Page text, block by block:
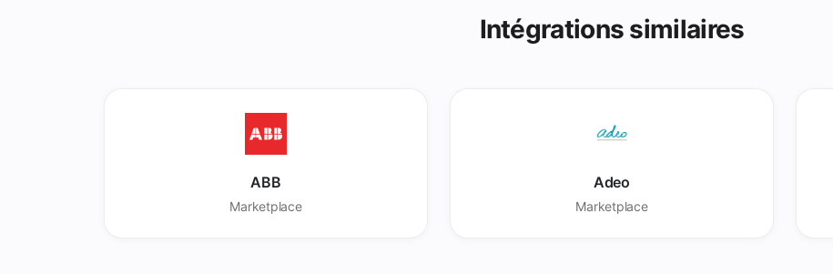
Intégrations similaires
ABB
Marketplace
Adeo
Marketplace